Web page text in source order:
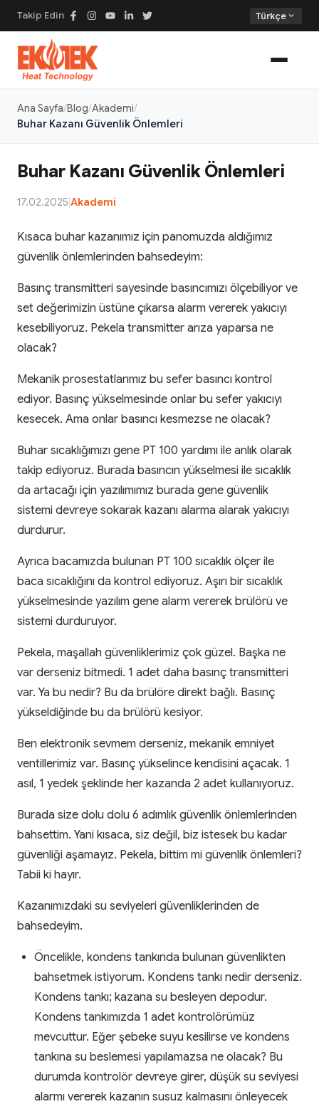
Takip Edin Türkçe expand_more
Ana Sayfa Blog Akademi
Buhar Kazanı Güvenlik Önlemleri
Buhar Kazanı Güvenlik Önlemleri
17.02.2025 Akademi
Kısaca buhar kazanımız için panomuzda aldığımız
güvenlik önlemlerinden bahsedeyim:
Basınç transmitteri sayesinde basıncımızı ölçebiliyor ve
set değerimizin üstüne çıkarsa alarm vererek yakıcıyı
kesebiliyoruz. Pekela transmitter arıza yaparsa ne
olacak?
Mekanik prosestatlarımız bu sefer basıncı kontrol
ediyor. Basınç yükselmesinde onlar bu sefer yakıcıyı
kesecek. Ama onlar basıncı kesmezse ne olacak?
Buhar sıcaklığımızı gene PT 100 yardımı ile anlık olarak
takip ediyoruz. Burada basıncın yükselmesi ile sıcaklık
da artacağı için yazılımımız burada gene güvenlik
sistemi devreye sokarak kazanı alarma alarak yakıcıyı
durdurur.
Ayrıca bacamızda bulunan PT 100 sıcaklık ölçer ile
baca sıcaklığını da kontrol ediyoruz. Aşırı bir sıcaklık
yükselmesinde yazılım gene alarm vererek brülörü ve
sistemi durduruyor.
Pekela, maşallah güvenliklerimiz çok güzel. Başka ne
var derseniz bitmedi. 1 adet daha basınç transmitteri
var. Ya bu nedir? Bu da brülöre direkt bağlı. Basınç
yükseldiğinde bu da brülörü kesiyor.
Ben elektronik sevmem derseniz, mekanik emniyet
ventillerimiz var. Basınç yükselince kendisini açacak. 1
asıl, 1 yedek şeklinde her kazanda 2 adet kullanıyoruz.
Burada size dolu dolu 6 adımlık güvenlik önlemlerinden
bahsettim. Yani kısaca, siz değil, biz istesek bu kadar
güvenliği aşamayız. Pekela, bittim mi güvenlik önlemleri?
Tabii ki hayır.
Kazanımızdaki su seviyeleri güvenliklerinden de
bahsedeyim.
Öncelikle, kondens tankında bulunan güvenlikten
bahsetmek istiyorum. Kondens tankı nedir derseniz.
Kondens tankı; kazana su besleyen depodur.
Kondens tankımızda 1 adet kontrolörümüz
mevcuttur. Eğer şebeke suyu kesilirse ve kondens
tankına su beslemesi yapılamazsa ne olacak? Bu
durumda kontrolör devreye girer, düşük su seviyesi
alarmı vererek kazanın susuz kalmasını önleyecek